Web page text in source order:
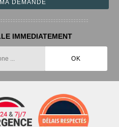
IMMEDIATEMENT